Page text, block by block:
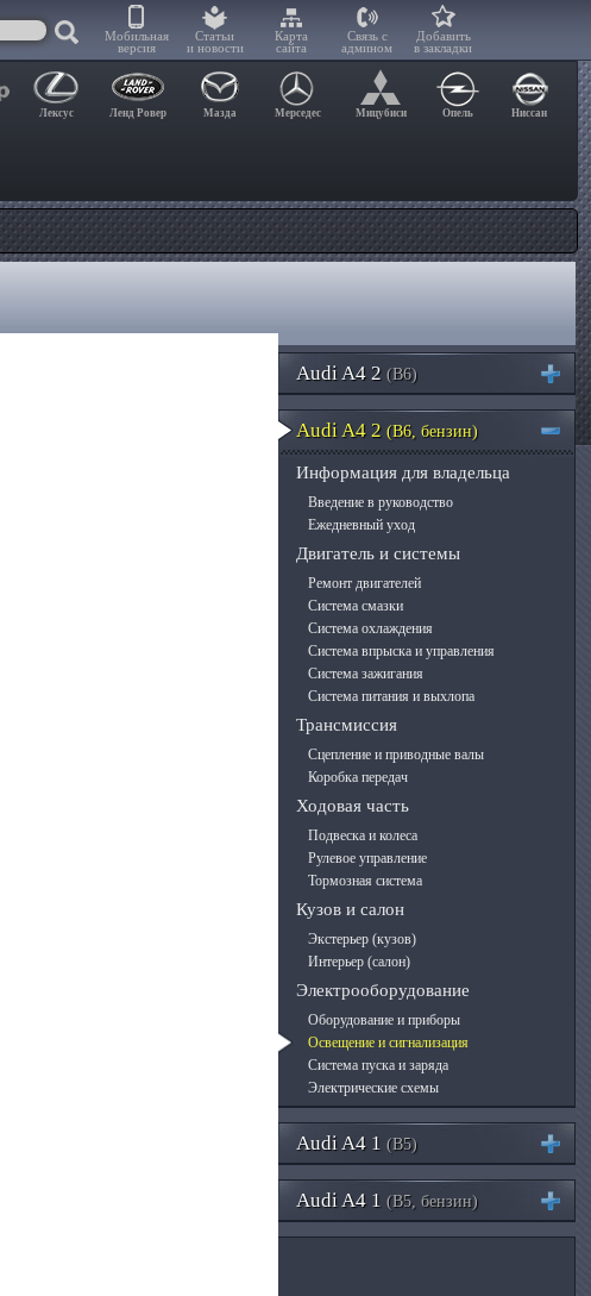
Мобильная
версия
Статьи
и новости
Карта
сайта
Связь с
админом
Добавить
в закладки
Лексус Ленд Ровер Мазда Мерседес Мицубиси Опель Ниссан
Audi A4 2 (B6)
Audi A4 2 (B6, бензин)
Информация для владельца
Введение в руководство
Ежедневный уход
Двигатель и системы
Ремонт двигателей
Система смазки
Система охлаждения
Система впрыска и управления
Система зажигания
Система питания и выхлопа
Трансмиссия
Сцепление и приводные валы
Коробка передач
Ходовая часть
Подвеска и колеса
Рулевое управление
Тормозная система
Кузов и салон
Экстерьер (кузов)
Интерьер (салон)
Электрооборудование
Оборудование и приборы
Освещение и сигнализация
Система пуска и заряда
Электрические схемы
Audi A4 1 (B5)
Audi A4 1 (B5, бензин)